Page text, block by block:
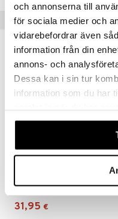
och annonserna till
för sociala medier och
vidarebefordrar även
information från din
annons- och
Dessa kan i sin tur
information som du har
våra cookies vid
French Avenue After Effect - Extrait de parfum
FRENCH AVENUE
31,95 €